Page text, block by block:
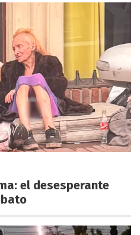
el desesperante